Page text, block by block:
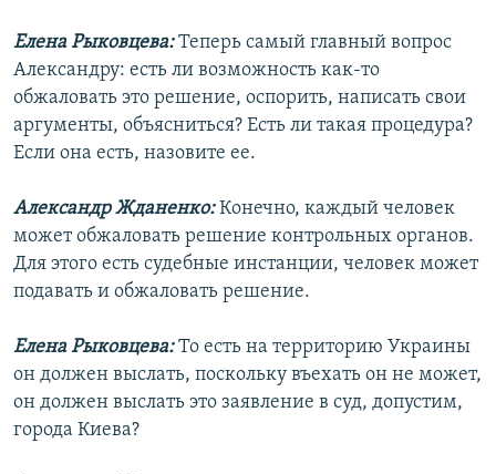
Елена Рыковцева:Теперь самый главный вопрос
Александру: есть ли возможность как-то
обжаловать это решение, оспорить, написать свои
аргументы, объясниться? Есть ли такая процедура?
Если она есть, назовите ее.
Александр Жданенко:Конечно, каждый человек
может обжаловать решение контрольных органов.
Для этого есть судебные инстанции, человек может
подавать и обжаловать решение.
Елена Рыковцева:То есть на территорию Украины
он должен выслать, поскольку въехать он не может,
он должен выслать это заявление в суд, допустим,
города Киева?